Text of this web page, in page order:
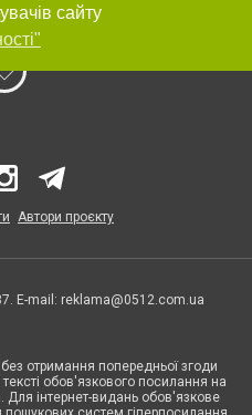
сайту
Автори проєкту
E-mail: reklama@0512.com.ua
отримання попередньої згоди
обов'язкового посилання на
інтернет-видань обов'язкове